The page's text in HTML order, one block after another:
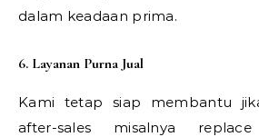
dalam keadaan prima.
6. Layanan Purna Jual
Kami tetap siap membantu
after-sales misalnya